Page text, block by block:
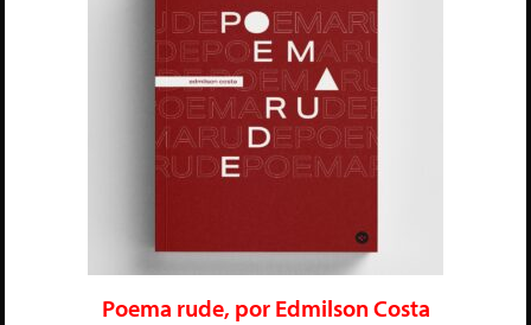
Poema rude, por Edmilson Costa